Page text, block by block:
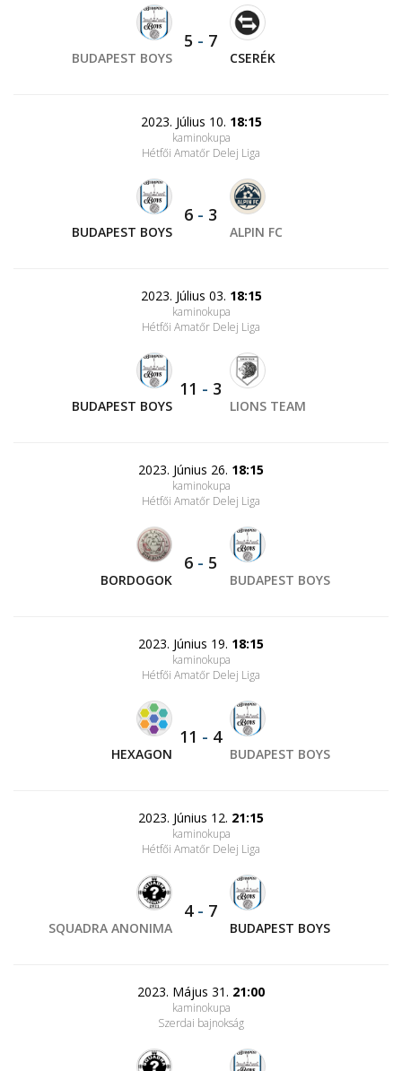
BUDAPEST BOYS
5 - 7
CSERÉK
2023. Július 10. 18:15
kaminokupa
Hétfői Amatőr Delej Liga
BUDAPEST BOYS
6 - 3
ALPIN FC
2023. Július 03. 18:15
kaminokupa
Hétfői Amatőr Delej Liga
BUDAPEST BOYS
11 - 3
LIONS TEAM
2023. Június 26. 18:15
kaminokupa
Hétfői Amatőr Delej Liga
BORDOGOK
6 - 5
BUDAPEST BOYS
2023. Június 19. 18:15
kaminokupa
Hétfői Amatőr Delej Liga
HEXAGON
11 - 4
BUDAPEST BOYS
2023. Június 12. 21:15
kaminokupa
Hétfői Amatőr Delej Liga
SQUADRA ANONIMA
4- 7
BUDAPEST BOYS
2023. Május 31. 21:00
kaminokupa
Szerdai bajnokság